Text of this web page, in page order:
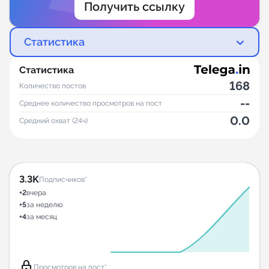
Получить ссылку
Статистика
Статистика
Количество постов 168
Среднее количество просмотров на пост --
Средний охват (24ч) 0.0
3.3KПодписчиков*
+2вчера
+5за неделю
+4за месяц
Просмотров на пост*